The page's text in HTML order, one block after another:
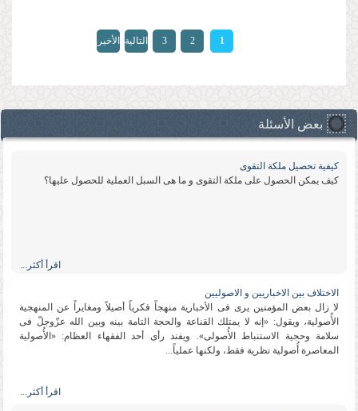
1
2
3 التالية الأخيرة
بعض الأسئلة
كیفیة تحصیل ملكة التقوى
كیف یمكن الحصول على ملكة التقوى و ما هی السبل العملیة للحصول علیها؟
اقرأ أكثر...
الاختلاف بین الاخباریین و الاصولیین
لا زال بعض المؤمنین یرى فی الأخباریة منهجاً فكریاً أصیلاً ومغایراً عن المنهجیة
الأُصولیة، ویقول: «إنه لا یمتلك القناعة والحجة التامة بینه وبین الله عزّوجلّ فی
سلامة وحجیة الاستنباط الأُصولی». ویفند رأی أحد الفقهاء العظام: «الأُصولیة
المعاصرة أُصولیة نظریة فقط، ولكنها عملیاً...
اقرأ أكثر...